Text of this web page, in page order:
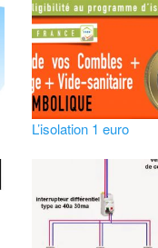
L’isolation 1 euro